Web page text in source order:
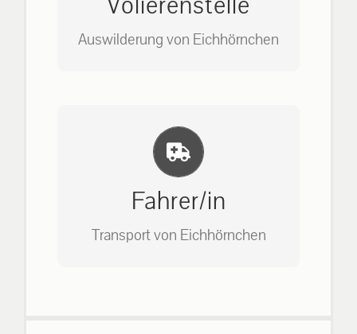
Auswilderung von Eichhörnchen
Bitte unter unserem Büro anrufen
auf: 0162-7909946
Fahrer/in
Transport von Eichhörnchen
Einlernung und Infos